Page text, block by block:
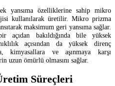
yansıma özelliklerine sahip mikro
kullanılarak üretilir. Mikro prizma
maksimum geri yansıma sağlar.
açıdan bakıldığında bile yüksek
açısından da yüksek direnç
kimyasallara ve aşınmaya karşı
uzun ömürlü olmasını sağlar.
Süreçleri